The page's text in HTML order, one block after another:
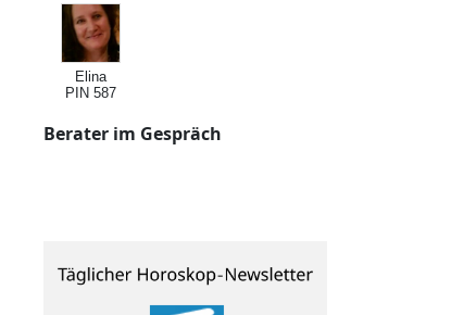
Elina
PIN 587
Berater im Gespräch